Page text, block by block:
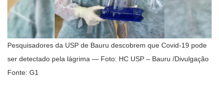
Pesquisadores da USP de Bauru descobrem que Covid-19 pode
ser detectado pela lágrima — Foto: HC USP – Bauru /Divulgação
Fonte: G1